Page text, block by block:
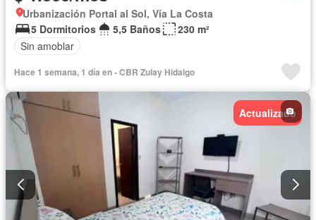
Urbanización Portal al Sol, Vía La Costa
5 Dormitorios
5,5 Baños
230 m²
Sin amoblar
Hace 1 semana, 1 día en - CBR Zulay Hidalgo
Actualizado